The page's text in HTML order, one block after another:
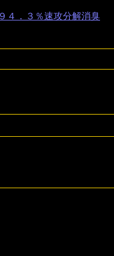
４．３％速攻分解消臭